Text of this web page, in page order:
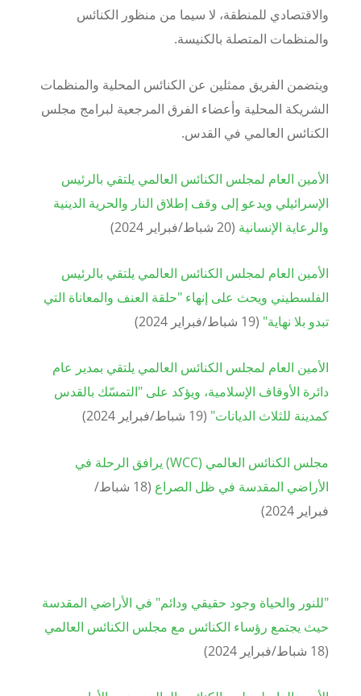
والاقتصادي للمنطقة، لا سيما من منظور الكنائس
والمنظمات المتصلة بالكنيسة.
ويتضمن الفريق ممثلين عن الكنائس المحلية والمنظمات
الشريكة المحلية وأعضاء الفرق المرجعية لبرامج مجلس
الكنائس العالمي في القدس.
الأمين العام لمجلس الكنائس العالمي يلتقي بالرئيس
الإسرائيلي ويدعو إلى وقف إطلاق النار والحرية الدينية
والرعاية الإنسانية (
20 شباط/فبراير 2024
)
الأمين العام لمجلس الكنائس العالمي يلتقي بالرئيس
الفلسطيني ويحث على إنهاء "حلقة العنف والمعاناة التي
تبدو بلا نهاية" (
19 شباط/فبراير 2024
)
الأمين العام لمجلس الكنائس العالمي يلتقي بمدير عام
دائرة الأوقاف الإسلامية، ويؤكد على "التمسّك بالقدس
كمدينة للثلاث الديانات" (
19 شباط/فبراير 2024
)
مجلس الكنائس العالمي (WCC)
يرافق الرحلة في
الأراضي المقدسة في ظل الصراع (
18
شباط/
فبراير 2024
)
"للنور والحياة وجود حقيقي ودائم" في الأراضي المقدسة
حيث يجتمع رؤساء الكنائس مع مجلس الكنائس العالمي
(
18 شباط/فبراير 2024
)